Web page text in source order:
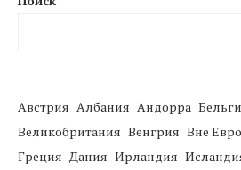
Австрия Албания Андорра
Великобритания Венгрия Вне
Греция Дания Ирландия